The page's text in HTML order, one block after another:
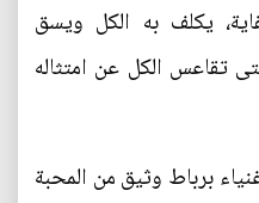
يكلف به الكل ويسق
تقاعس الكل عن امتثاله
برباط وثيق من المحبة